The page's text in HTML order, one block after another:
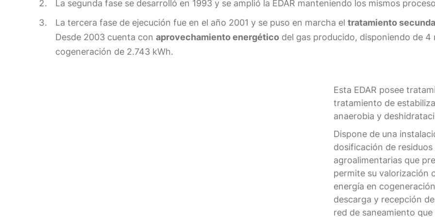
La segunda fase se desarrolló en 1993 y se amplió la EDAR manteniendo los mismos
La tercera fase de ejecución fue en el año 2001 y se puso en marcha el tratamiento
Desde 2003 cuenta con aprovechamiento energéticodel gas producido, disponiendo de
cogeneración de 2.743 kWh.
Esta EDAR posee
tratamiento de
anaerobia y
Dispone de una
dosificación de
agroalimentarias que
permite su valorización
energía en
descarga y recepción
red de saneamiento